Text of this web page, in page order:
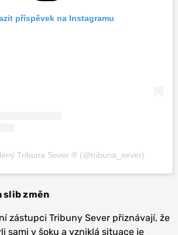
příspěvek na Instagramu
Tribuna Sever ® (@tribuna_sever)
slib změn
zástupci Tribuny Sever přiznávají, že
sami v šoku a vzniklá situace je